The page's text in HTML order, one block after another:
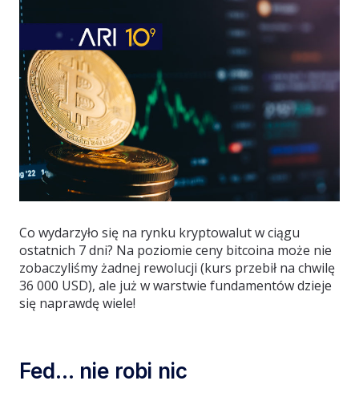
Co wydarzyło się na rynku kryptowalut w ciągu
ostatnich 7 dni? Na poziomie ceny bitcoina może nie
zobaczyliśmy żadnej rewolucji (kurs przebił na chwilę
36 000 USD), ale już w warstwie fundamentów dzieje
się naprawdę wiele!
Fed… nie robi nic